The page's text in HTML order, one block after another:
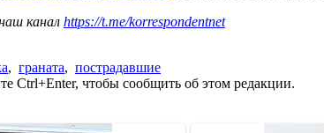
канал https://t.me/korrespondentnet
, граната, пострадавшие
Ctrl+Enter, чтобы сообщить об этом редакции.